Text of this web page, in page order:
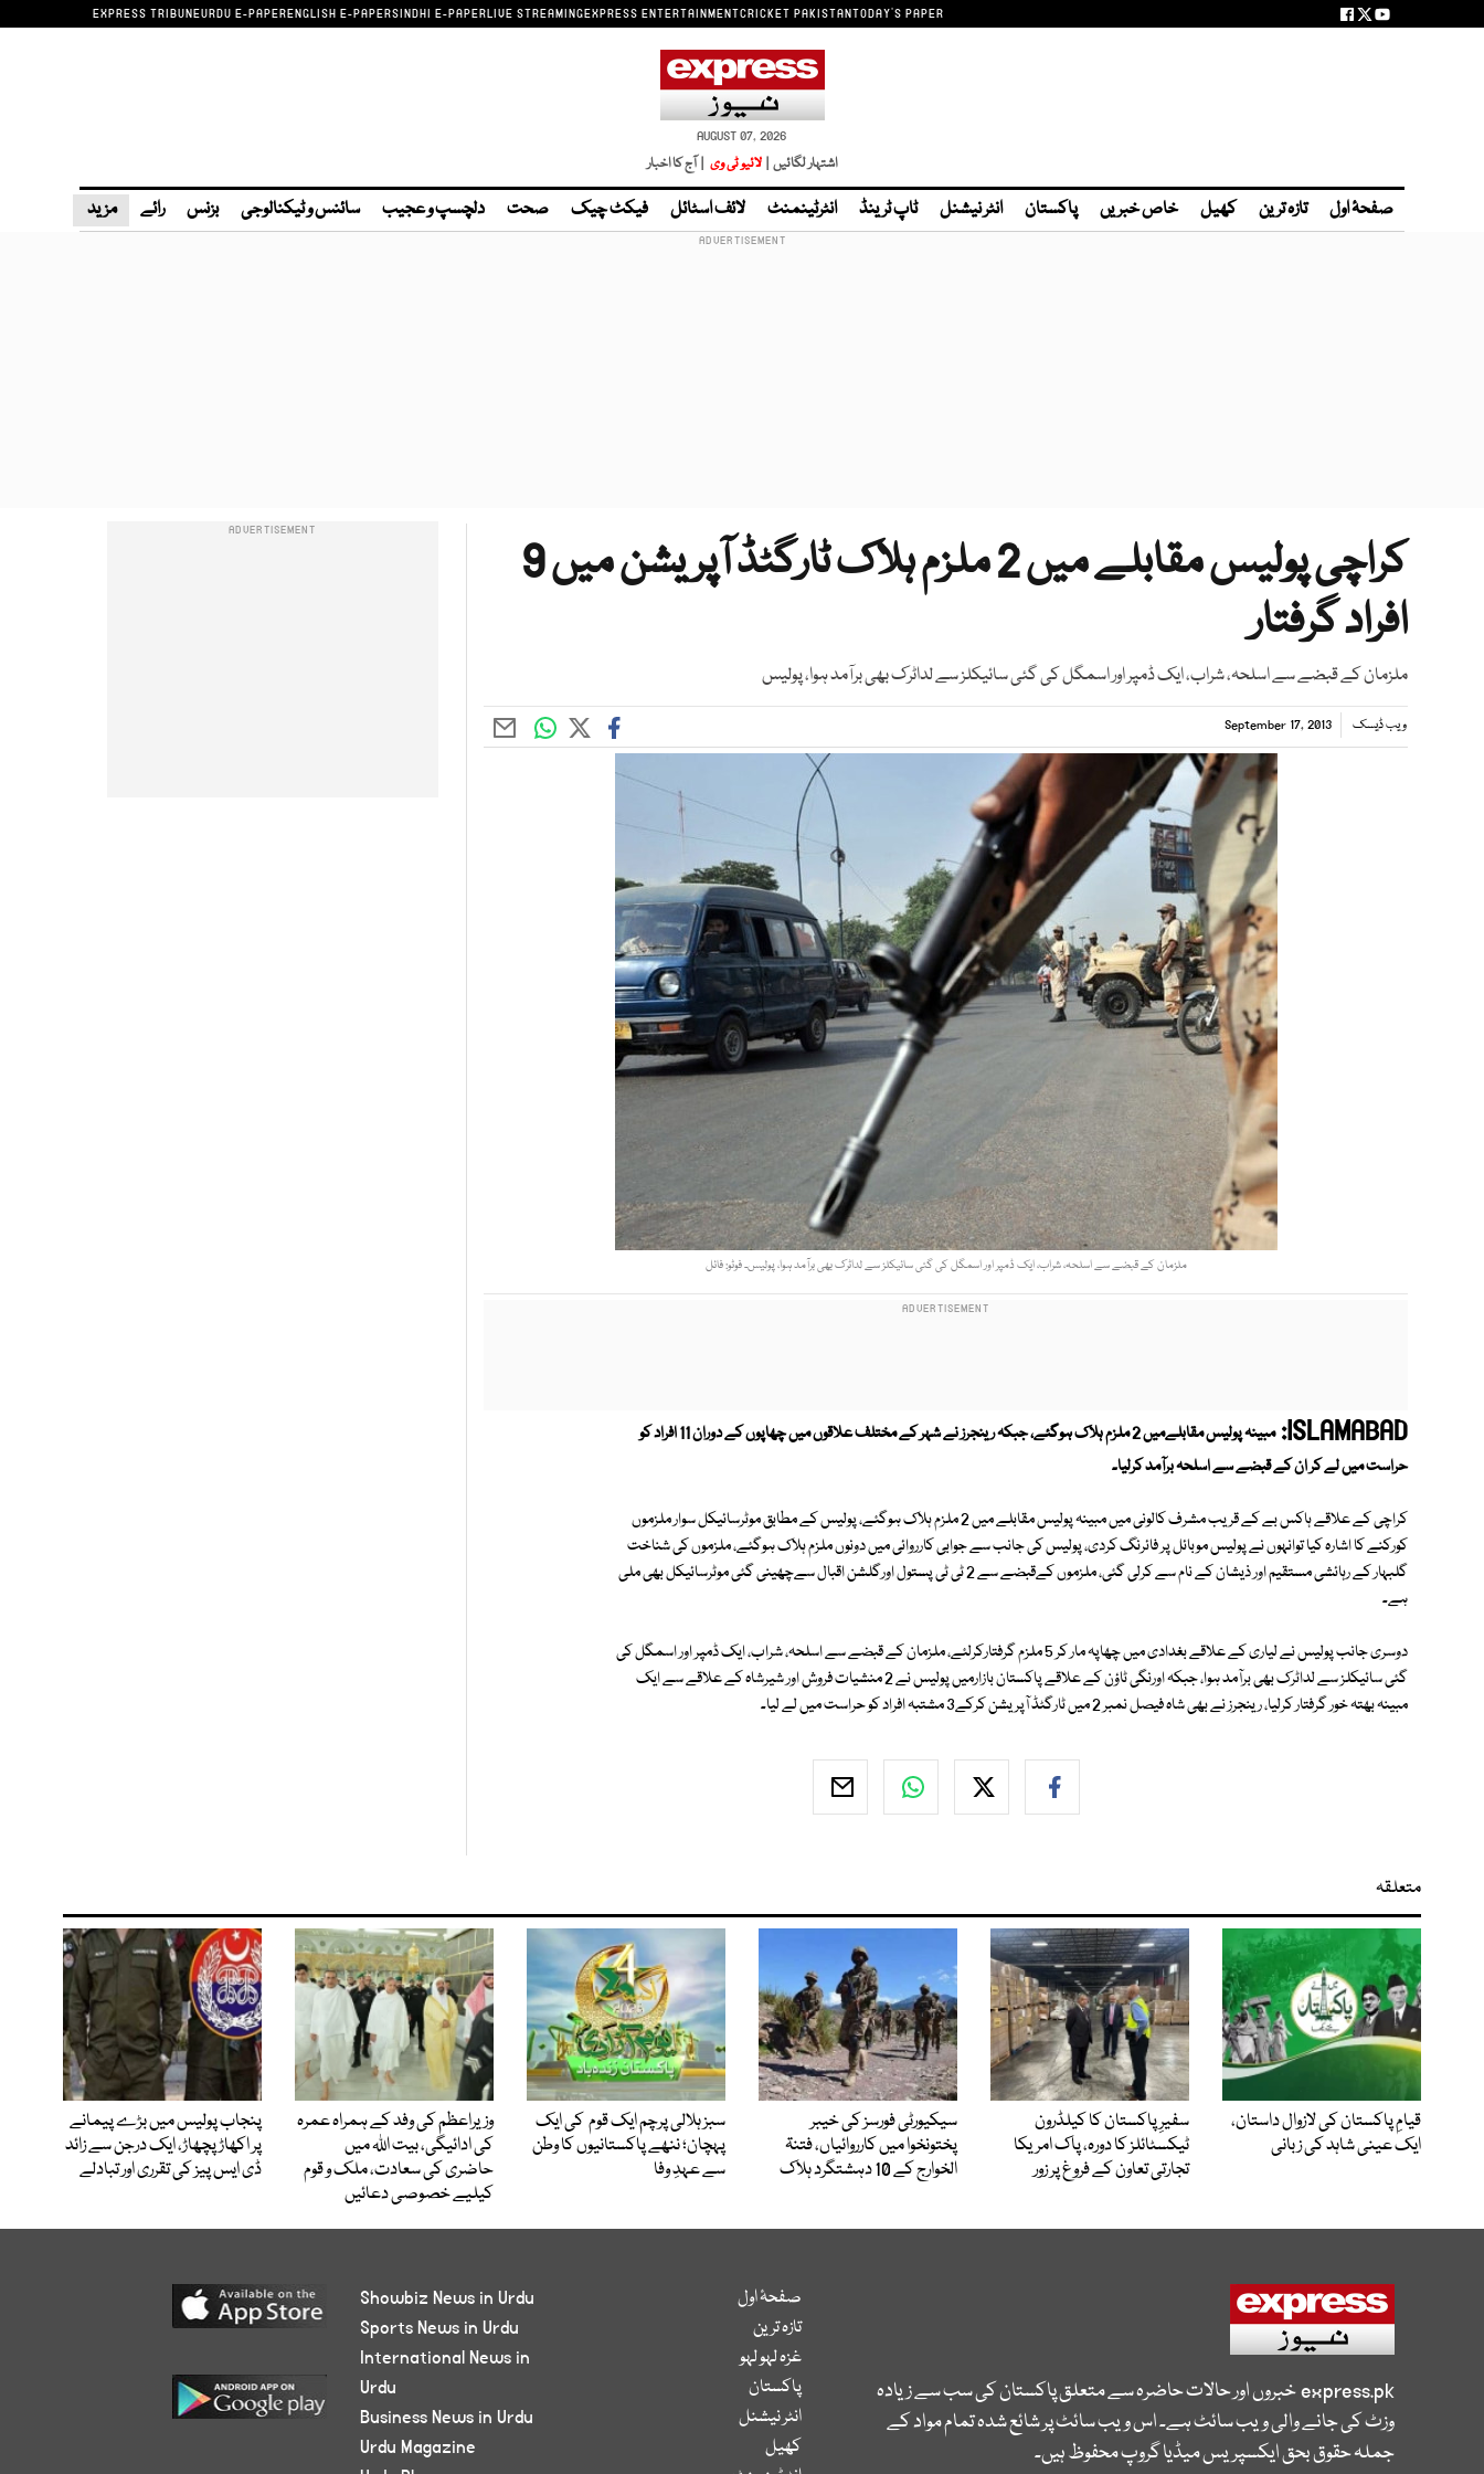
EXPRESS TRIBUNEURDU E-PAPERENGLISH E-PAPERSINDHI E-PAPERLIVE STREAMINGEXPRESS ENTERTAINMENTCRICKET PAKISTANTODAY'S PAPER
AUGUST 07, 2026
اشتہار لگائیں | لائیو ٹی وی | آج کا اخبار
صفحۂ اول تازہ ترین کھیل خاص خبریں پاکستان انٹر نیشنل ٹاپ ٹرینڈ انٹرٹینمنٹ لائف اسٹائل فیکٹ چیک صحت دلچسپ و عجیب سائنس و ٹیکنالوجی بزنس رائے مزید
کراچی پولیس مقابلے میں 2 ملزم ہلاک ٹارگٹڈ آپریشن میں 9
افراد گرفتار
ملزمان کے قبضے سے اسلحہ، شراب، ایک ڈمپر اور اسمگل کی گئی سائیکلز سے لداٹرک بھی برآمد ہوا، پولیس
ویب ڈیسک September 17, 2013
ملزمان کے قبضے سے اسلحہ، شراب، ایک ڈمپر اور اسمگل کی گئی سائیکلز سے لداٹرک بھی برآمد ہوا، پولیس۔ فوٹو: فائل
ISLAMABAD:
مبینہ پولیس مقابلےمیں 2 ملزم ہلاک ہوگئے، جبکہ رینجرز نے شہر کے مختلف علاقوں میں چھاپوں کے دوران 11 افراد کو
حراست میں لے کر ان کے قبضے سے اسلحہ برآمد کرلیا۔
کراچی کے علاقے ہاکس بے کے قریب مشرف کالونی میں مبینہ پولیس مقابلے میں 2 ملزم ہلاک ہوگئے، پولیس کے مطابق موٹرسائیکل سوار ملزموں
کورکنے کا اشارہ کیا توانہوں نے پولیس موبائل پر فائرنگ کردی، پولیس کی جانب سے جوابی کارروائی میں دونوں ملزم ہلاک ہوگئے، ملزموں کی شناخت
گلبہار کے رہائشی مستقیم اور ذیشان کے نام سے کرلی گئی، ملزموں کےقبضے سے 2 ٹی ٹی پستول اورگلشن اقبال سےچھینی گئی موٹرسائیکل بھی ملی
ہے۔
دوسری جانب پولیس نے لیاری کے علاقے بغدادی میں چھاپہ مار کر 5 ملزم گرفتارکرلئے، ملزمان کے قبضے سے اسلحہ، شراب، ایک ڈمپر اور اسمگل کی
گئی سائیکلز سے لداٹرک بھی برآمد ہوا، جبکہ اورنگی ٹاؤن کے علاقے پاکستان بازارمیں پولیس نے 2 منشیات فروش اور شیرشاہ کے علاقے سے ایک
مبینہ بھتہ خور گرفتار کرلیا، رینجرز نے بھی شاہ فیصل نمبر 2 میں ٹارگٹڈ آپریشن کرکے3 مشتبہ افراد کو حراست میں لے لیا۔
متعلقہ
قیامِ پاکستان کی لازوال داستان،
ایک عینی شاہد کی زبانی
سفیرِ پاکستان کا کیلڈرون
ٹیکسٹائلز کا دورہ، پاک امریکا
تجارتی تعاون کے فروغ پر زور
سیکیورٹی فورسز کی خیبر
پختونخوا میں کارروائیاں، فتنۃ
الخوارج کے 10 دہشتگرد ہلاک
سبز ہلالی پرچم ایک قوم کی ایک
پہچان؛ ننھے پاکستانیوں کا وطن
سے عہدِ وفا
وزیراعظم کی وفد کے ہمراہ عمرہ
کی ادائیگی، بیت اللہ میں
حاضری کی سعادت، ملک و قوم
کیلیے خصوصی دعائیں
پنجاب پولیس میں بڑے پیمانے
پر اکھاڑ پچھاڑ، ایک درجن سے زائد
ڈی ایس پیز کی تقرری اور تبادلے
express.pkخبروں اور حالات حاضرہ سے متعلق پاکستان کی سب سے زیادہ
وزٹ کی جانے والی ویب سائٹ ہے۔ اس ویب سائٹ پر شائع شدہ تمام مواد کے
جملہ حقوق بحق ایکسپریس میڈیا گروپ محفوظ ہیں۔
صفحۂ اول
تازہ ترین
غزہ لہو لہو
پاکستان
انٹر نیشنل
کھیل
Showbiz News in Urdu
Sports News in Urdu
International News in
Urdu
Business News in Urdu
Urdu Magazine